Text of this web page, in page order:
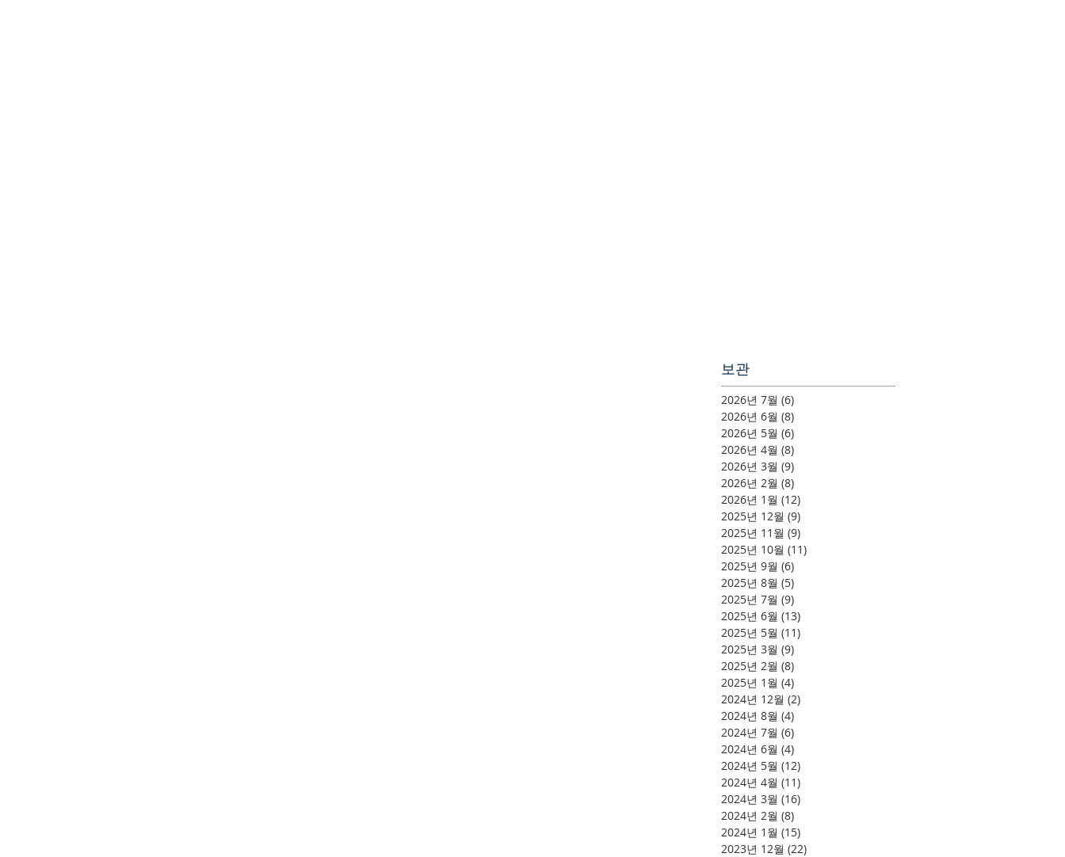
보관
2026년 7월 (6)
2026년 6월 (8)
2026년 5월 (6)
2026년 4월 (8)
2026년 3월 (9)
2026년 2월 (8)
2026년 1월 (12)
2025년 12월 (9)
2025년 11월 (9)
2025년 10월 (11)
2025년 9월 (6)
2025년 8월 (5)
2025년 7월 (9)
2025년 6월 (13)
2025년 5월 (11)
2025년 3월 (9)
2025년 2월 (8)
2025년 1월 (4)
2024년 12월 (2)
2024년 8월 (4)
2024년 7월 (6)
2024년 6월 (4)
2024년 5월 (12)
2024년 4월 (11)
2024년 3월 (16)
2024년 2월 (8)
2024년 1월 (15)
2023년 12월 (22)